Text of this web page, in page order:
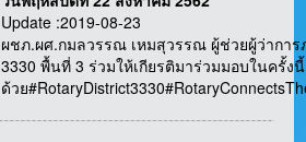
Update :2019-08-23
ผชภ.ผศ.กมลวรรณ เหมสุวรรณ ผู้ช่วยผู้ว่าการ
3330 พื้นที่ 3 ร่วมให้เกียรติมาร่วมมอบในครั้งนี้
ด้วย